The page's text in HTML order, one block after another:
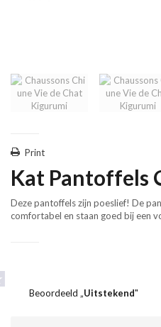
Print
Kat Pantoffels
Deze pantoffels zijn poeslief! De
comfortabel en staan goed bij een
Beoordeeld „Uitstekend"